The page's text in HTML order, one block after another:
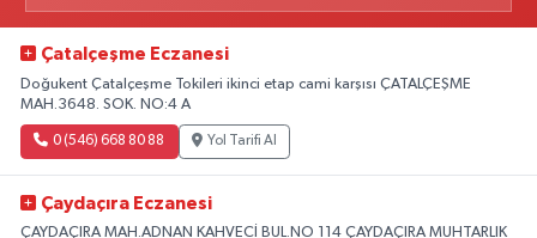
Çatalçeşme Eczanesi
Doğukent Çatalçeşme Tokileri ikinci etap cami karşısı ÇATALÇEŞME
MAH.3648. SOK. NO:4 A
0 (546) 668 80 88 Yol Tarifi Al
Çaydaçıra Eczanesi
ÇAYDAÇIRA MAH.ADNAN KAHVECİ BUL.NO 114 ÇAYDAÇIRA MUHTARLIK